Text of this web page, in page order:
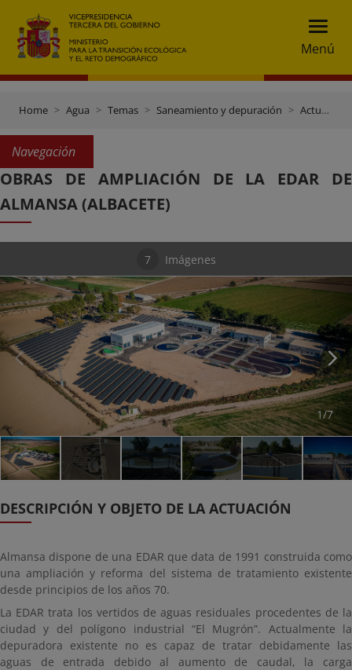
Menú
Home Agua Temas Saneamiento y depuración Actuaciones de saneamiento y depuración
Navegación
OBRAS DE AMPLIACIÓN DE LA EDAR DE
ALMANSA (ALBACETE)
7 Imágenes
1/7
DESCRIPCIÓN Y OBJETO DE LA ACTUACIÓN
Almansa dispone de una EDAR que data de 1991 construida como
una ampliación y reforma del sistema de tratamiento existente
desde principios de los años 70.
La EDAR trata los vertidos de aguas residuales procedentes de la
ciudad y del polígono industrial “El Mugrón”. Actualmente la
depuradora existente no es capaz de tratar debidamente las
aguas de entrada debido al aumento de caudal, la carga